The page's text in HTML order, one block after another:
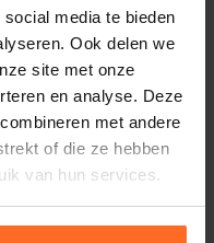
media te bieden
Ook delen we
site met onze
en analyse. Deze
met andere
of die ze hebben
van hun services.